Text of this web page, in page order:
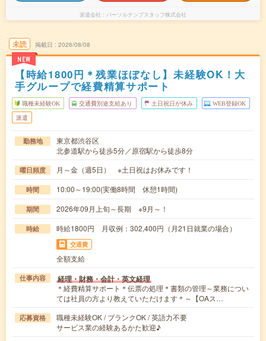
派遣会社 パーソルテンプスタッフ株式会社
未読
NEW
掲載日 2026/08/08
【時給1800円＊残業ほぼなし】未経験OK！大
手グループで経費精算サポート
職種未経験OK 交通費別途支給あり 土日祝日が休み WEB登録OK
派遣
勤務地
東京都渋谷区
北参道駅から徒歩5分／原宿駅から徒歩8分
曜日頻度 月～金（週5日） ※土日祝はお休みです！
時間 10:00～19:00(実働8時間 休憩1時間)
期間 2026年09月上旬～長期 ※9月～！
時給 時給1800円 月収例：302,400円（月21日就業の場合）
交通費
全額支給
仕事内容 経理・財務・会計・英文経理
＊経費精算サポート＊伝票の処理＊書類の管理～業務につい
ては社員の方より教えていただけます＊～【OAス…
応募資格
職種未経験OK / ブランクOK / 英語力不要
サービス業の経験あるかた歓迎♪